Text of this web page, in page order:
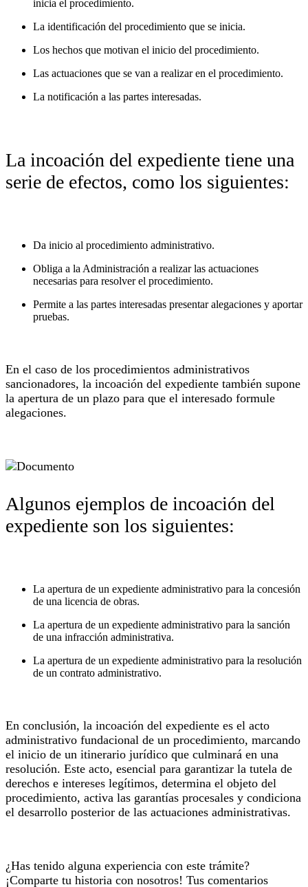
inicia el procedimiento.
La identificación del procedimiento que se inicia.
Los hechos que motivan el inicio del procedimiento.
Las actuaciones que se van a realizar en el procedimiento.
La notificación a las partes interesadas.
La incoación del expediente tiene una
serie de efectos, como los siguientes:
Da inicio al procedimiento administrativo.
Obliga a la Administración a realizar las actuaciones
necesarias para resolver el procedimiento.
Permite a las partes interesadas presentar alegaciones y aportar
pruebas.
En el caso de los procedimientos administrativos
sancionadores, la incoación del expediente también supone
la apertura de un plazo para que el interesado formule
alegaciones.
Algunos ejemplos de incoación del
expediente son los siguientes:
La apertura de un expediente administrativo para la concesión
de una licencia de obras.
La apertura de un expediente administrativo para la sanción
de una infracción administrativa.
La apertura de un expediente administrativo para la resolución
de un contrato administrativo.
En conclusión, la incoación del expediente es el acto
administrativo fundacional de un procedimiento, marcando
el inicio de un itinerario jurídico que culminará en una
resolución. Este acto, esencial para garantizar la tutela de
derechos e intereses legítimos, determina el objeto del
procedimiento, activa las garantías procesales y condiciona
el desarrollo posterior de las actuaciones administrativas.
¿Has tenido alguna experiencia con este trámite?
¡Comparte tu historia con nosotros! Tus comentarios